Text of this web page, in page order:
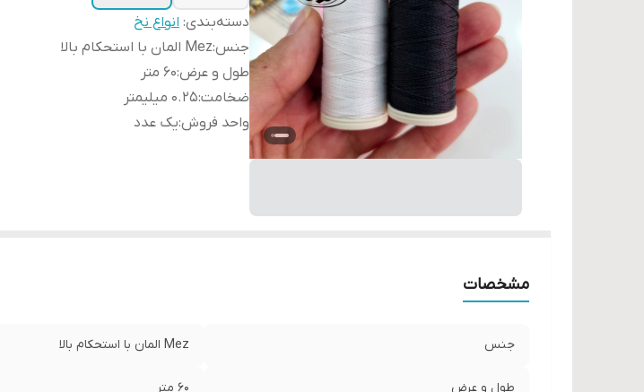
دسته‌بندی: انواع نخ
جنس:Mez المان با استحکام بالا
طول و عرض:۶۰ متر
ضخامت:۰.۲۵ میلیمتر
واحد فروش:یک عدد
مشخصات
جنس Mez المان با استحکام بالا
طول و عرض ۶۰ متر